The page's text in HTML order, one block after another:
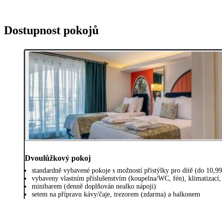
Dostupnost pokojů
Dvoulůžkový pokoj
standardně vybavené pokoje s možností přistýlky pro dítě (do
vybaveny vlastním příslušenstvím (koupelna/WC, fén),
minibarem (denně doplňován nealko nápoji)
setem na přípravu kávy/čaje, trezorem (zdarma) a balkonem